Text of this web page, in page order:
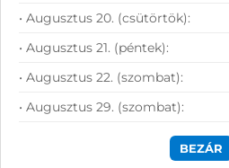
Rendelésre
KOSÁRBA
HP LaserJet MFP
M234d nyomtató
(printer/szkenner)
• Augusztus 20. (csütörtök):
• Augusztus 21. (péntek):
• Augusztus 22. (szombat):
• Augusztus 29. (szombat):
BEZÁR